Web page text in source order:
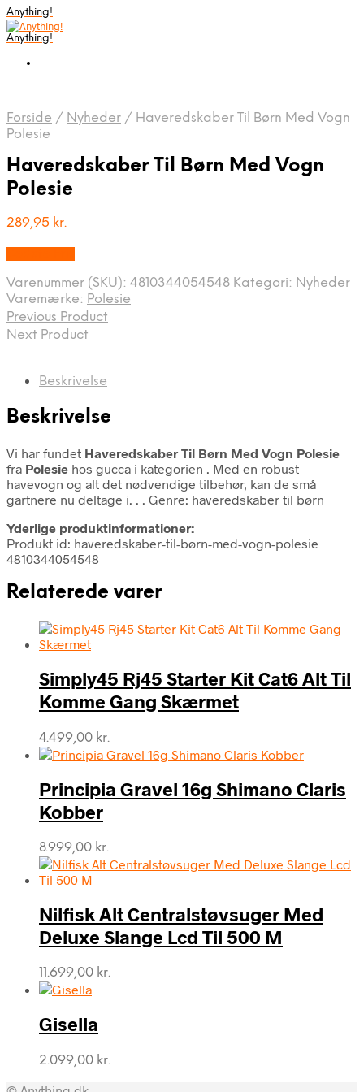
Anything!
Anything!
Forside / Nyheder / Haveredskaber Til Børn Med Vogn
Polesie
Haveredskaber Til Børn Med Vogn
Polesie
289,95 kr.
Varenummer (SKU): 4810344054548 Kategori: Nyheder
Varemærke: Polesie
Previous Product
Next Product
Beskrivelse
Beskrivelse
Vi har fundet Haveredskaber Til Børn Med Vogn Polesie
fra Polesie hos gucca i kategorien . Med en robust
havevogn og alt det nødvendige tilbehør, kan de små
gartnere nu deltage i. . . Genre: haveredskaber til børn
Yderlige produktinformationer:
Produkt id: haveredskaber-til-børn-med-vogn-polesie
4810344054548
Relaterede varer
Simply45 Rj45 Starter Kit Cat6 Alt Til
Komme Gang Skærmet
4.499,00 kr.
Principia Gravel 16g Shimano Claris
Kobber
8.999,00 kr.
Nilfisk Alt Centralstøvsuger Med
Deluxe Slange Lcd Til 500 M
11.699,00 kr.
Gisella
2.099,00 kr.